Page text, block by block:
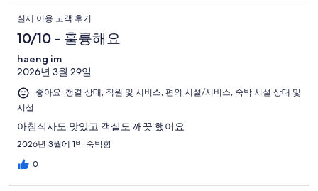
중
10
개
실제 이용 고객 후기
10/10 - 훌륭해요
haeng im
2026년 3월 29일
좋아요: 청결 상태, 직원 및 서비스, 편의 시설/서비스, 숙박 시설 상태 및
시설
아침식사도 맛있고 객실도 깨끗 했어요
2026년 3월에 1박 숙박함
0